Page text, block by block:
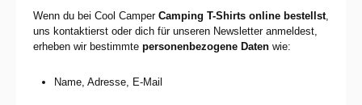
Wenn du bei Cool Camper Camping T-Shirts online bestellst
uns kontaktierst oder dich für unseren Newsletter anmeldest,
erheben wir bestimmte personenbezogene Daten wie:
Name, Adresse, E-Mail